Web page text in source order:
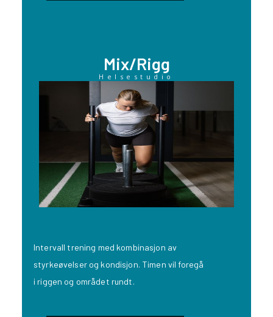
Mix/Rigg
Helsestudio
Intervall trening med kombinasjon av
styrkeøvelser og kondisjon. Timen vil foregå
i riggen og området rundt.